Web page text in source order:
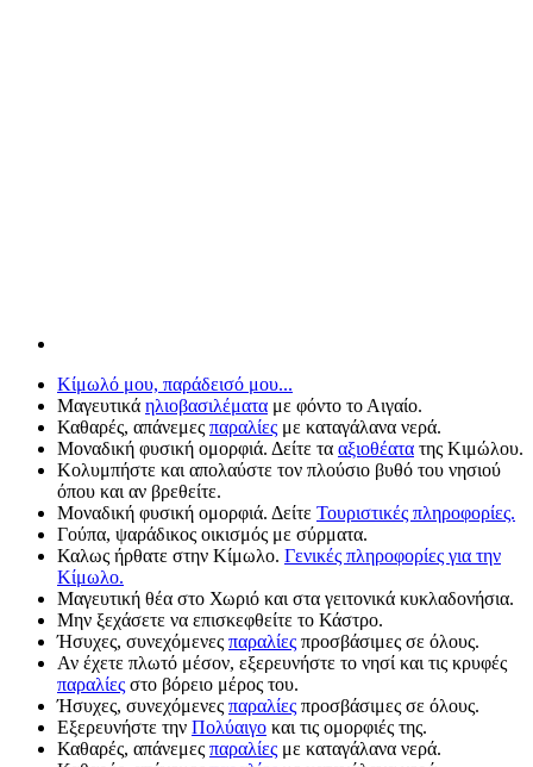
Κίμωλό μου, παράδεισό μου...
Μαγευτικά ηλιοβασιλέματα με φόντο το Αιγαίο.
Καθαρές, απάνεμες παραλίες με καταγάλανα νερά.
Μοναδική φυσική ομορφιά. Δείτε τα αξιοθέατα της Κιμώλου.
Κολυμπήστε και απολαύστε τον πλούσιο βυθό του νησιού
όπου και αν βρεθείτε.
Μοναδική φυσική ομορφιά. Δείτε Τουριστικές πληροφορίες.
Γούπα, ψαράδικος οικισμός με σύρματα.
Καλως ήρθατε στην Κίμωλο. Γενικές πληροφορίες για την
Κίμωλο.
Μαγευτική θέα στο Χωριό και στα γειτονικά κυκλαδονήσια.
Μην ξεχάσετε να επισκεφθείτε το Κάστρο.
Ήσυχες, συνεχόμενες παραλίες προσβάσιμες σε όλους.
Αν έχετε πλωτό μέσον, εξερευνήστε το νησί και τις κρυφές
παραλίες στο βόρειο μέρος του.
Ήσυχες, συνεχόμενες παραλίες προσβάσιμες σε όλους.
Εξερευνήστε την Πολύαιγο και τις ομορφιές της.
Καθαρές, απάνεμες παραλίες με καταγάλανα νερά.